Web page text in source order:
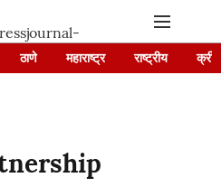
ठाणे महाराष्ट्र राष्ट्रीय